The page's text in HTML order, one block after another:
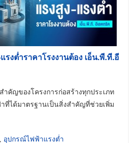
งต่ำราคาโรงงานต้อง เอ็น.พี.ที.อี
ำคัญของโครงการก่อสร้างทุกประเภท
ที่ได้มาตรฐานเป็นสิ่งสำคัญที่ช่วยเพิ่ม
อุปกรณ์ไฟฟ้าแรงต่ำ